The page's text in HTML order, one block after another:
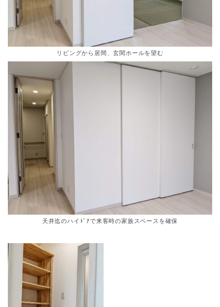
リビングから居間、玄関ホールを望む
天井迄のハイﾄﾞｱで来客時の家族スペースを確保